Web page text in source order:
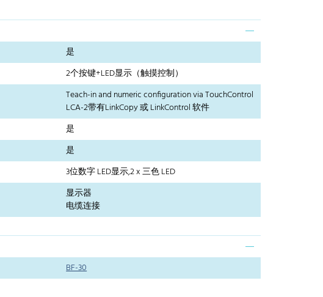
是
2个按键+LED显示（触摸控制）
Teach-in and numeric configuration via TouchControl
LCA-2带有LinkCopy 或 LinkControl 软件
是
是
3位数字 LED显示,2 x 三色 LED
显示器
电缆连接
BF-30